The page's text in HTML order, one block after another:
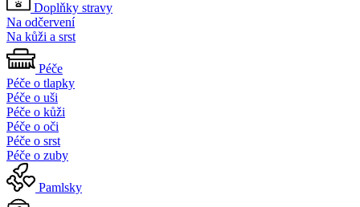
Doplňky stravy
Na odčervení
Na kůži a srst
Péče
Péče o tlapky
Péče o uši
Péče o kůži
Péče o oči
Péče o srst
Péče o zuby
Pamlsky